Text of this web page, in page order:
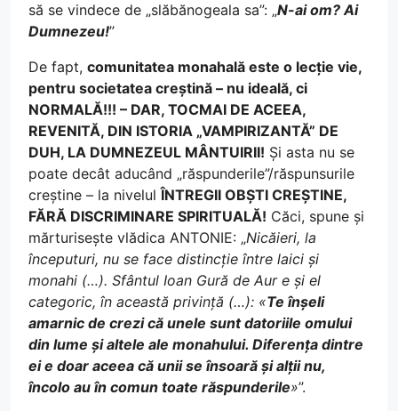
să se vindece de „slăbănogeala sa”: „N-ai om? Ai
Dumnezeu!”
De fapt, comunitatea monahală este o lecție vie,
pentru societatea creștină – nu ideală, ci
NORMALĂ!!! – DAR, TOCMAI DE ACEEA,
REVENITĂ, DIN ISTORIA „VAMPIRIZANTĂ” DE
DUH, LA DUMNEZEUL MÂNTUIRII! Și asta nu se
poate decât aducând „răspunderile”/răspunsurile
creștine – la nivelulÎNTREGII OBȘTI CREȘTINE,
FĂRĂ DISCRIMINARE SPIRITUALĂ! Căci, spune și
mărturisește vlădica ANTONIE: „Nicăieri, la
începuturi, nu se face distincție între laici și
monahi (…). Sfântul Ioan Gură de Aur e și el
categoric, în această privință (…): «Te înșeli
amarnic de crezi că unele sunt datoriile omului
din lume și altele ale monahului. Diferența dintre
ei e doar aceea că unii se însoară și alții nu,
încolo au în comun toate răspunderile»”.